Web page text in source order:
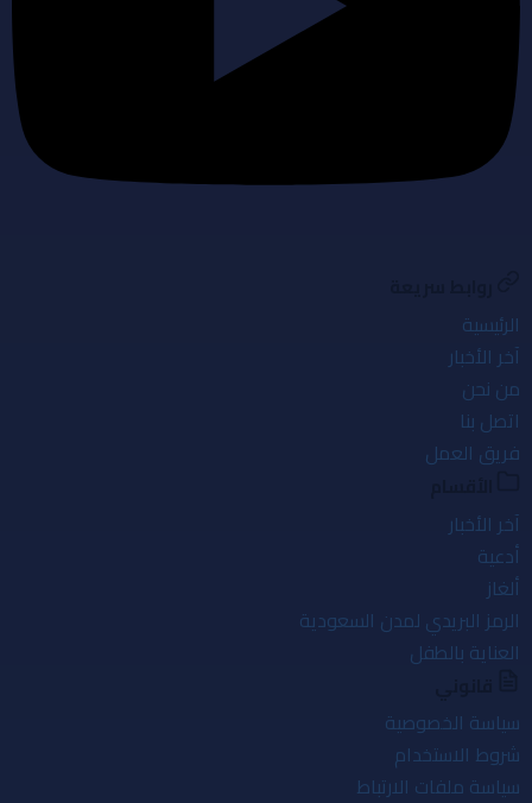
الرئيسية
آخر الأخبار
من نحن
اتصل بنا
فريق العمل
آخر الأخبار
أدعية
ألغاز
الرمز البريدي لمدن السعودية
العناية بالطفل
سياسة الخصوصية
شروط الاستخدام
سياسة ملفات الارتباط